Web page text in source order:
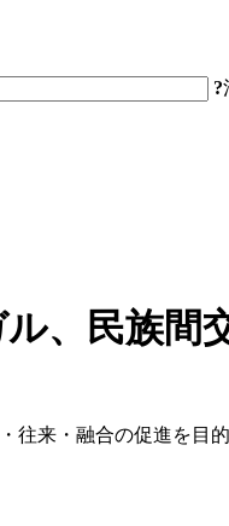
?
、民族間
往来・融合の促進を